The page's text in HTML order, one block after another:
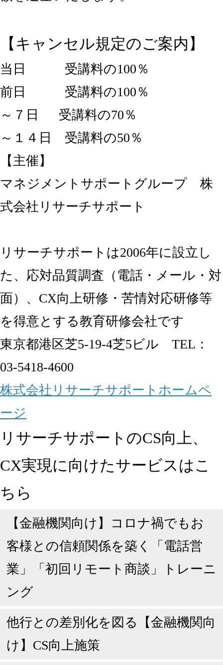
【キャンセル規定のご案内】
当日 受講料の100％
前日 受講料の100％
～７日 受講料の70％
～１４日 受講料の50％
【主催】
マネジメントサポートグループ 株
式会社リサーチサポート
リサーチサポートは2006年に設立し
た、応対品質調査（電話・メール・対
面）、CX向上研修・苦情対応研修等
を得意とする教育研修会社です
東京都港区芝5-19-4芝5ビル TEL：
03-5418-4600
株式会社リサーチサポートホームペ
ージ
リサーチサポートのCS向上、
CX実現に向けたサービスはこ
ちら
【金融機関向け】コロナ禍でもお
客様との信頼関係を築く「電話営
業」「初回リモート商談」トレーニ
ング
他行との差別化を図る【金融機関向
け】CS向上施策